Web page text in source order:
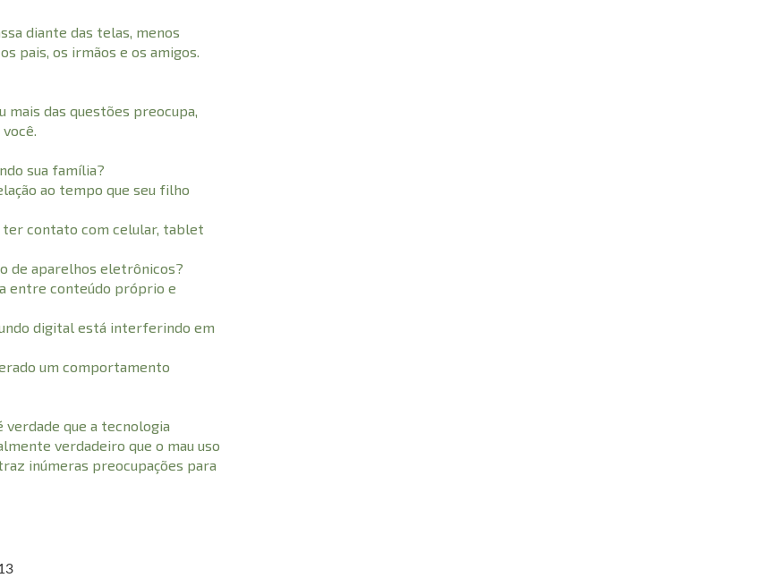
diante das telas, menos
pais, os irmãos e os amigos.
mais das questões preocupa,
sua família?
ao tempo que seu filho
ter contato com celular, tablet
de aparelhos eletrônicos?
entre conteúdo próprio e
digital está interferindo em
um comportamento
verdade que a tecnologia
verdadeiro que o mau uso
inúmeras preocupações para